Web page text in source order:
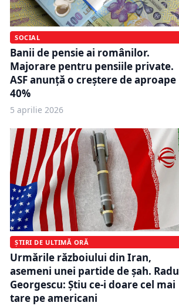
SOCIAL
Banii de pensie ai românilor.
Majorare pentru pensiile private.
ASF anunță o creștere de aproape
40%
5 aprilie 2026
ȘTIRI DE ULTIMĂ ORĂ
Urmările războiului din Iran,
asemeni unei partide de șah. Radu
Georgescu: Știu ce-i doare cel mai
tare pe americani